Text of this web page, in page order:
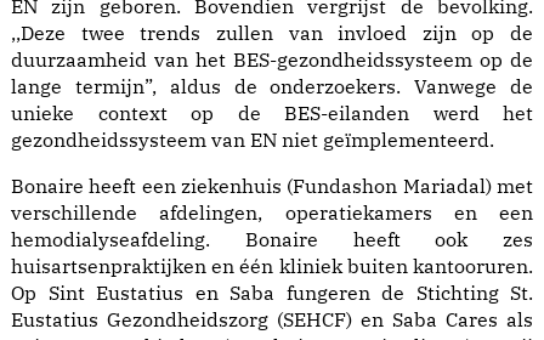
EN zijn geboren. Bovendien vergrijst de bevolking.
,,Deze twee trends zullen van invloed zijn op de
duurzaamheid van het BES-gezondheidssysteem op de
lange termijn”, aldus de onderzoekers. Vanwege de
unieke context op de BES-eilanden werd het
gezondheidssysteem van EN niet geïmplementeerd.
Bonaire heeft een ziekenhuis (Fundashon Mariadal) met
verschillende afdelingen, operatiekamers en een
hemodialyseafdeling. Bonaire heeft ook zes
huisartsenpraktijken en één kliniek buiten kantooruren.
Op Sint Eustatius en Saba fungeren de Stichting St.
Eustatius Gezondheidszorg (SEHCF) en Saba Cares als